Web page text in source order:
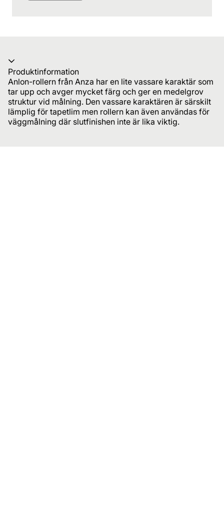
Produktinformation
Anlon-rollern från Anza har en lite vassare karaktär som
tar upp och avger mycket färg och ger en medelgrov
struktur vid målning. Den vassare karaktären är särskilt
lämplig för tapetlim men rollern kan även användas för
väggmålning där slutfinishen inte är lika viktig.